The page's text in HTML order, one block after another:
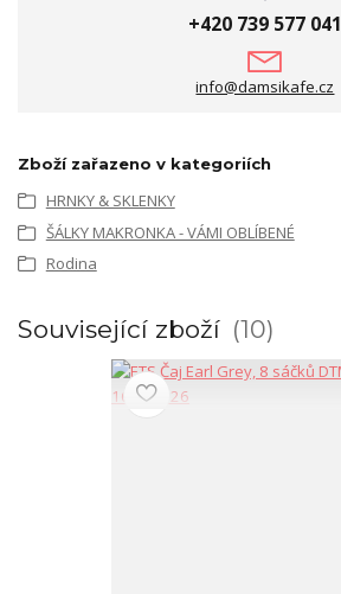
+420 739 577 041
info@damsikafe.cz
Zboží zařazeno v kategoriích
HRNKY & SKLENKY
ŠÁLKY MAKRONKA - VÁMI OBLÍBENÉ
Rodina
Související zboží 10